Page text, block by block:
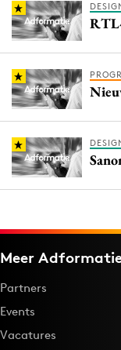
Meer
Partners
Events
Vacatures